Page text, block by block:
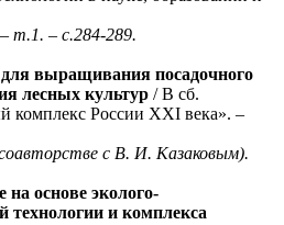
т.1. – с.284-289.
выращивания посадочного
лесных культур / В сб.
комплекс России XXI века». –
с В. И. Казаковым).
на основе эколого-
технологии и комплекса